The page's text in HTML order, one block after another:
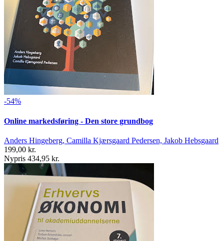
-54%
Online markedsføring - Den store grundbog
Anders Hingeberg, Camilla Kjærsgaard Pedersen, Jakob Hebsgaard
199,00 kr.
Nypris 434,95 kr.